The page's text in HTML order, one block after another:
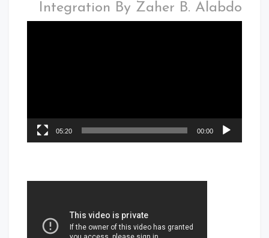
Integration By Zaher B. Alabdo
00:00